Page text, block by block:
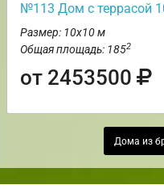
№113 Дом с террасой
Размер: 10х10 м
Общая площадь: 1852
от 2453500
Дома из